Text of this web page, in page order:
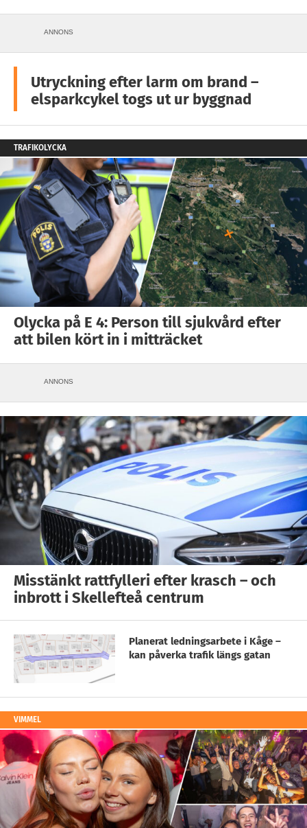
ANNONS
Utryckning efter larm om brand –
elsparkcykel togs ut ur byggnad
TRAFIKOLYCKA
Olycka på E 4: Person till sjukvård efter
att bilen kört in i mitträcket
ANNONS
Misstänkt rattfylleri efter krasch – och
inbrott i Skellefteå centrum
Planerat ledningsarbete i Kåge –
kan påverka trafik längs gatan
VIMMEL